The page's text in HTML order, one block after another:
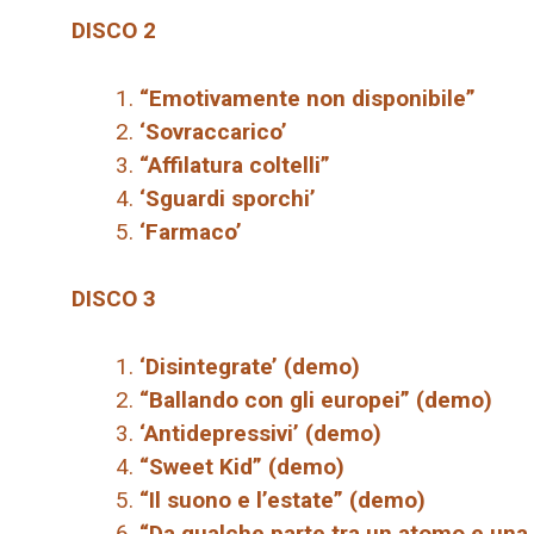
DISCO 2
“Emotivamente non disponibile”
‘Sovraccarico’
“Affilatura coltelli”
‘Sguardi sporchi’
‘Farmaco’
DISCO 3
‘Disintegrate’ (demo)
“Ballando con gli europei” (demo)
‘Antidepressivi’ (demo)
“Sweet Kid” (demo)
“Il suono e l’estate” (demo)